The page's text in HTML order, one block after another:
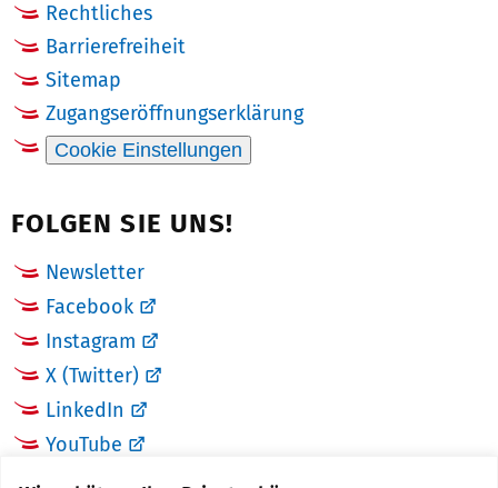
Rechtliches
Barrierefreiheit
Sitemap
Zugangseröffnungserklärung
Cookie Einstellungen
FOLGEN SIE UNS!
Newsletter
Facebook
Instagram
X (Twitter)
LinkedIn
YouTube